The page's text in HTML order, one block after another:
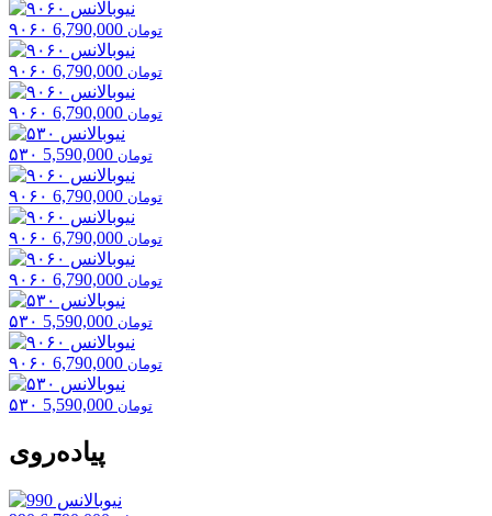
۹۰۶۰ 6,790,000 تومان
۹۰۶۰ 6,790,000 تومان
۹۰۶۰ 6,790,000 تومان
۵۳۰ 5,590,000 تومان
۹۰۶۰ 6,790,000 تومان
۹۰۶۰ 6,790,000 تومان
۹۰۶۰ 6,790,000 تومان
۵۳۰ 5,590,000 تومان
۹۰۶۰ 6,790,000 تومان
۵۳۰ 5,590,000 تومان
پیاده‌روی